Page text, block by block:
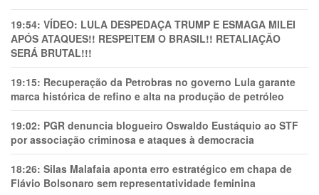
19:54: VÍDEO: LULA DESPEDAÇA TRUMP E ESMAGA MILEI
APÓS ATAQUES!! RESPEITEM O BRASIL!! RETALIAÇÃO
SERÁ BRUTAL!!!
19:15: Recuperação da Petrobras no governo Lula garante
marca histórica de refino e alta na produção de petróleo
19:02: PGR denuncia blogueiro Oswaldo Eustáquio ao STF
por associação criminosa e ataques à democracia
18:26: Silas Malafaia aponta erro estratégico em chapa de
Flávio Bolsonaro sem representatividade feminina